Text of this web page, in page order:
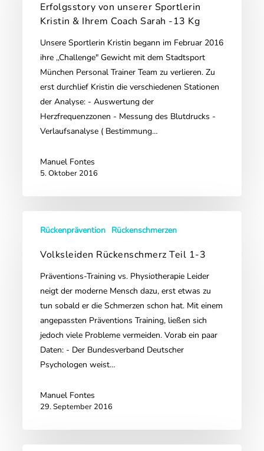
Kristin
Ihrem
Coach
Sarah
Erfolgsstory von unserer Sportlerin
Kristin & Ihrem Coach Sarah -13 Kg
Unsere Sportlerin Kristin begann im Februar 2016
ihre ,,Challenge" Gewicht mit dem Stadtsport
München Personal Trainer Team zu verlieren. Zu
erst durchlief Kristin die verschiedenen Stationen
der Analyse: - Auswertung der
Herzfrequenzzonen - Messung des Blutdrucks -
Verlaufsanalyse ( Bestimmung…
Manuel Fontes
5. Oktober 2016
Rückenschmerz
Rückenprävention Rückenschmerzen
Volksleiden Rückenschmerz Teil 1-3
Präventions-Training vs. Physiotherapie Leider
neigt der moderne Mensch dazu, erst etwas zu
tun sobald er die Schmerzen schon hat. Mit einem
angepassten Präventions Training, ließen sich
jedoch viele Probleme vermeiden. Vorab ein paar
Daten: - Der Bundesverband Deutscher
Psychologen weist…
Manuel Fontes
29. September 2016